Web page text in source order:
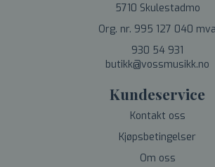
5710 Skulestadmo
Org. nr. 995 127 040 mva
930 54 931
butikk@vossmusikk.no
Kundeservice
Kontakt oss
Kjøpsbetingelser
Om oss